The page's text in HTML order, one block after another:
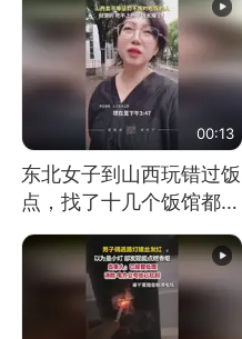
00:13
东北女子到山西玩错过饭
点，找了十几个饭馆都没
开门：午休到几点